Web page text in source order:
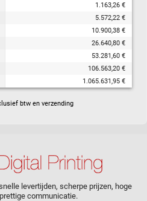
1.163,26 €
5.572,22 €
10.900,38 €
26.640,80 €
53.281,60 €
106.563,20 €
1.065.631,95 €
btw en verzending
levertijden, scherpe prijzen, hoge
communicatie.